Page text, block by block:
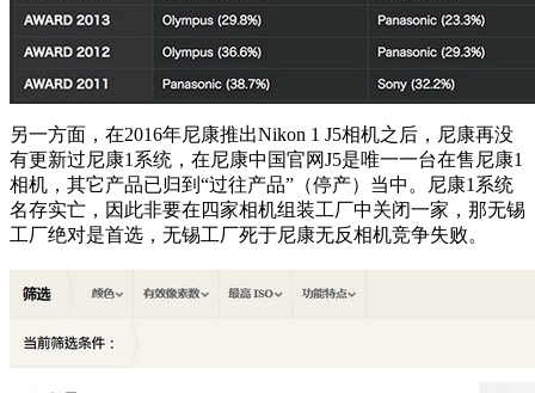
另一方面，在2016年尼康推出Nikon 1 J5相机之后，尼康再没
有更新过尼康1系统，在尼康中国官网J5是唯一一台在售尼康1
相机，其它产品已归到“过往产品”（停产）当中。尼康1系统
名存实亡，因此非要在四家相机组装工厂中关闭一家，那无锡
工厂绝对是首选，无锡工厂死于尼康无反相机竞争失败。